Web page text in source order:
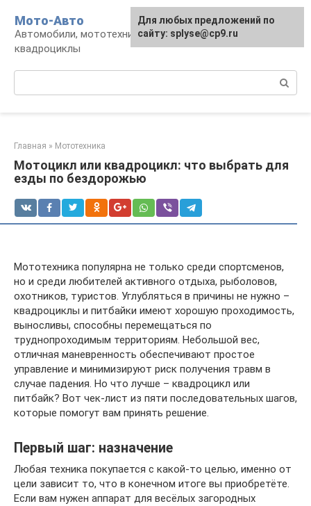
контенту
Мото-Авто
Автомобили, мототехника, снегоходы,
квадроциклы
Главная » Мототехника
Мотоцикл или квадроцикл: что выбрать для
езды по бездорожью
Мототехника популярна не только среди спортсменов,
но и среди любителей активного отдыха, рыболовов,
охотников, туристов. Углубляться в причины не нужно –
квадроциклы и питбайки имеют хорошую проходимость,
выносливы, способны перемещаться по
труднопроходимым территориям. Небольшой вес,
отличная маневренность обеспечивают простое
управление и минимизируют риск получения травм в
случае падения. Но что лучше – квадроцикл или
питбайк? Вот чек-лист из пяти последовательных шагов,
которые помогут вам принять решение.
Первый шаг: назначение
Любая техника покупается с какой-то целью, именно от
цели зависит то, что в конечном итоге вы приобретёте.
Если вам нужен аппарат для весёлых загородных
Для любых предложений по
сайту: splyse@cp9.ru